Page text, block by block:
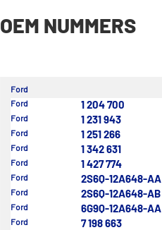
OEM NUMMERS
Ford
Ford
1 204 700
Ford 1 231 943
Ford 1 251 266
Ford 1 342 631
Ford 1 427 774
Ford 2S6Q-12A648-AA
Ford 2S6Q-12A648-AB
Ford 6G9Q-12A648-AA
Ford 7 198 663